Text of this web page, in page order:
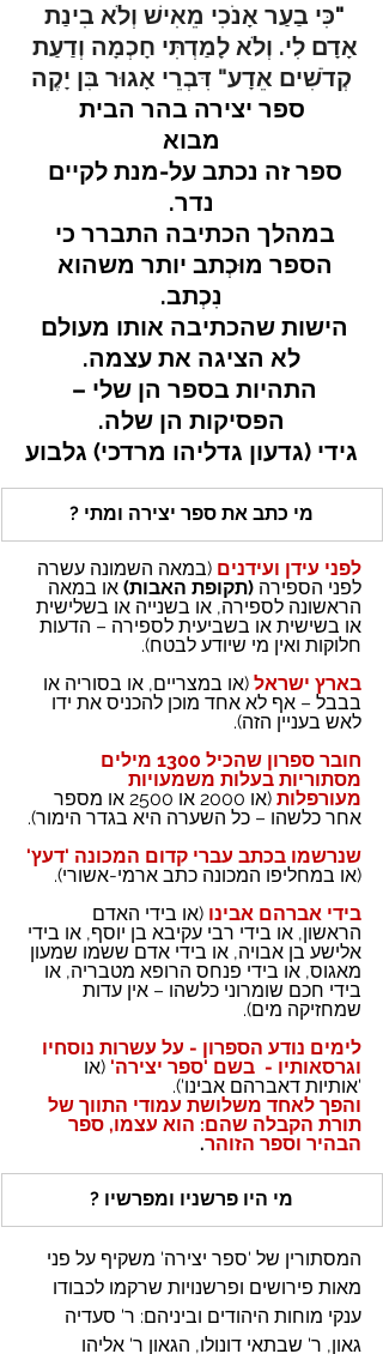
"כִּי בַעַר אָנֹכִי מֵאִישׁ וְלֹא בִינַת
אָדָם לִי. וְלֹא לָמַדְתִּי חָכְמָה וְדַעַת
קְדֹשִׁים אֵדָע" דִּבְרֵי אָגוּר בִּן יָקֶה
ספר יצירה בהר הבית
מבוא
ספר זה נכתב על-מנת לקיים
נדר.
במהלך הכתיבה התברר כי
הספר מוּכְתב יותר משהוא
נִכְתב.
הישות שהכתיבה אותו מעולם
לא הציגה את עצמה.
התהיות בספר הן שלי –
הפסיקות הן שלה.
גידי (גדעון גדליהו מרדכי) גלבוע
מי כתב את ספר יצירה ומתי ?
לפני עידן ועידנים (במאה השמונה עשרה
לפני הספירה (תקופת האבות) או במאה
הראשונה לספירה, או בשנייה או בשלישית
או בשישית או בשביעית לספירה – הדעות
חלוקות ואין מי שיודע לבטח).
בארץ ישראל (או במצריים, או בסוריה או
בבבל – אף לא אחד מוכן להכניס את ידו
לאש בעניין הזה).
חובר ספרון שהכיל 1300 מילים
מסתוריות בעלות משמעויות
מעורפלות
(או 2000 או 2500 או מספר
אחר כלשהו – כל השערה היא בגדר הימור).
שנרשמו בכתב עברי קדום המכונה 'דעץ'
(או במחליפו המכונה כתב ארמי-אשורי).
בידי אברהם אבינו (או בידי האדם
הראשון, או בידי רבי עקיבא בן יוסף, או בידי
אלישע בן אבויה, או בידי אדם ששמו שמעון
מאגוס, או בידי פנחס הרופא מטבריה, או
בידי חכם שומרוני כלשהו – אין עדות
שמחזיקה מים).
לימים נודע הספרון - על עשרות נוסחיו
וגרסאותיו -  בשם 'ספר יצירה' (או
'אותיות דאברהם אבינו').
והפך לאחד משלושת עמודי התווך של
תורת הקבלה שהם: הוא עצמו, ספר
הבהיר וספר הזוהר.
מי היו פרשניו ומפרשיו ?
המסתורין של 'ספר יצירה' משקיף על פני
מאות פירושים ופרשנויות שרקמו לכבודו
ענקי מוחות היהודים וביניהם: ר' סעדיה
גאון, ר' שבתאי דונולו, הגאון ר' אליהו